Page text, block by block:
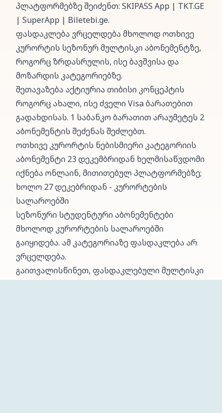
პლატფორმებზე შეიძენთ: SKIPASS App | TKT.GE
| SuperApp | Biletebi.ge.
ფასდაკლება ვრცელდება მხოლოდ ოთხივე
კურორტის სეზონურ მულტისკი აბონემენტზე,
როგორც ზრდასრულის, ისე ბავშვისა და
მოზარდის კატეგორიებზე.
შეთავაზება აქტიურია თიბისი კონცეპტის
როგორც ახალი, ისე ძველი Visa ბარათებით
გადახდისას. 1 საბანკო ბარათით არაუმეტეს 2
აბონემენტის შეძენას შეძლებთ.
ოთხივე კურორტის ნებისმიერი კატეგორიის
აბონემენტი 23 დეკემბრიდან ხელმისაწვდომი
იქნება ონლაინ, მითითებულ პლატფორმებზე;
ხოლო 27 დეკებრიდან - კურორტების
სალაროებში
სეზონური სტუდენტური აბონემენტები
მხოლოდ კურორტების სალაროებში
გაიყიდება. ამ კატეგორიაზე ფასდაკლება არ
ვრცელდება.
გაითვალისწინეთ, ფასდაკლებული მულტისკი